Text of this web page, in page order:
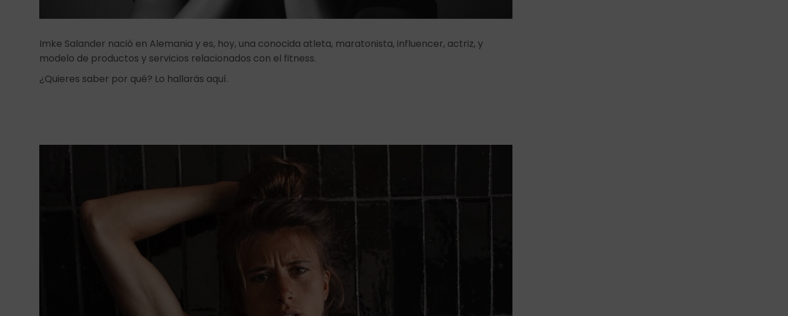
Imke Salander nació en Alemania y es, hoy, una conocida atleta, maratonista, influencer, actriz, y
modelo de productos y servicios relacionados con el fitness.
¿Quieres saber por qué? Lo hallarás aquí.